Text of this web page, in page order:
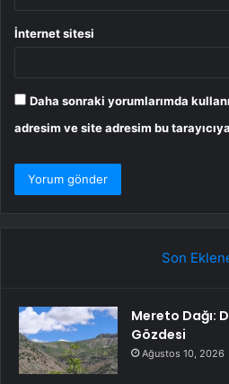
İnternet sitesi
Daha sonraki yorumlarımda
adresim ve site adresim bu
Son
Mereto Dağı:
Gözdesi
Ağustos 10, 2026